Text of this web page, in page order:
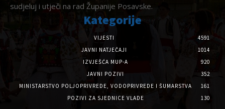
sudjeluj i utječi na rad Županije Posavske.
Kategorije
VIJESTI
4591
JAVNI NATJEČAJI
1014
IZVJEŠĆA MUP-A
920
JAVNI POZIVI
352
MINISTARSTVO POLJOPRIVREDE, VODOPRIVREDE I ŠUMARSTVA
161
POZIVI ZA SJEDNICE VLADE
130